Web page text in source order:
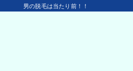
男の脱毛は当たり前！！